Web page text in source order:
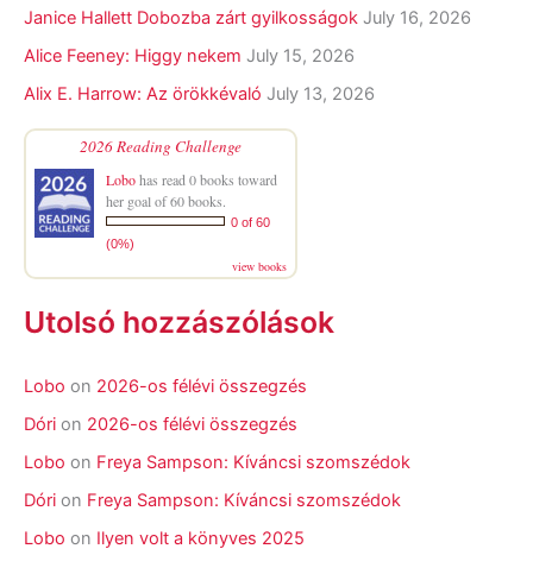
Janice Hallett Dobozba zárt gyilkosságok July 16, 2026
Alice Feeney: Higgy nekem July 15, 2026
Alix E. Harrow: Az örökkévaló July 13, 2026
2026 Reading Challenge
Lobohas read 0 books toward
her goal of 60 books.
0 of 60
(0%)
view books
Utolsó hozzászólások
Lobo on 2026-os félévi összegzés
Dóri on 2026-os félévi összegzés
Lobo on Freya Sampson: Kíváncsi szomszédok
Dóri on Freya Sampson: Kíváncsi szomszédok
Lobo on Ilyen volt a könyves 2025